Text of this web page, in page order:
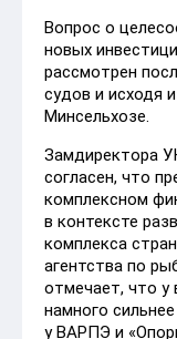
Вопрос о
новых
рассмотрен
судов и исходя
Минсельхозе.
Замдиректора
согласен, что
комплексном
в контексте
комплекса
агентства по
отмечает, что
намного
у ВАРПЭ и